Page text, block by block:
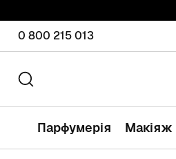
0 800 215 013
Парфумерія Макіяж